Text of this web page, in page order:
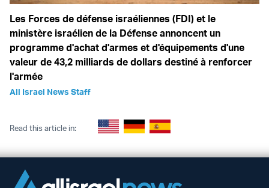
Les Forces de défense israéliennes (FDI) et le
ministère israélien de la Défense annoncent un
programme d'achat d'armes et d'équipements d'une
valeur de 43,2 milliards de dollars destiné à renforcer
l'armée
All Israel News Staff
Read this article in: